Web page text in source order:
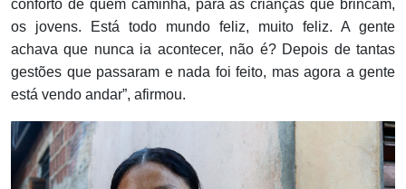
conforto de quem caminha, para as crianças que brincam,
os jovens. Está todo mundo feliz, muito feliz. A gente
achava que nunca ia acontecer, não é? Depois de tantas
gestões que passaram e nada foi feito, mas agora a gente
está vendo andar”, afirmou.